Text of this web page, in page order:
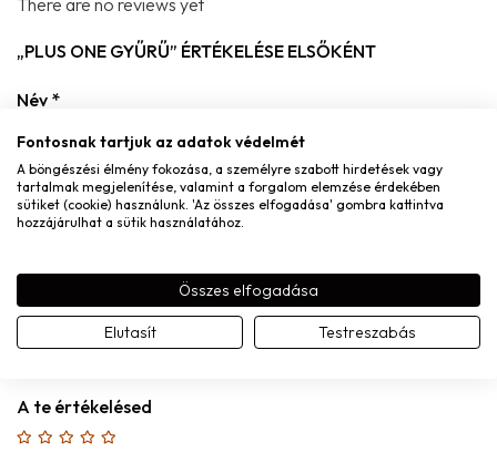
There are no reviews yet
„PLUS ONE GYŰRŰ” ÉRTÉKELÉSE ELSŐKÉNT
Név *
E-mail*
A nevem, e-mail címem, és weboldalcímem mentése a
A te értékelésed
Fontosnak tartjuk az adatok védelmét
A böngészési élmény fokozása, a személyre szabott hirdetések vagy
tartalmak megjelenítése, valamint a forgalom elemzése érdekében
sütiket (cookie) használunk. 'Az összes elfogadása' gombra kattintva
hozzájárulhat a sütik használatához.
Összes elfogadása
Elutasít Testreszabás